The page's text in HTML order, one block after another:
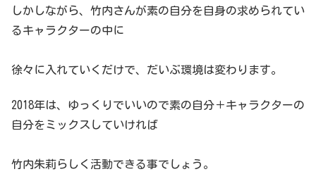
しかしながら、竹内さんが素の自分を自身の求められてい
るキャラクターの中に
徐々に入れていくだけで、だいぶ環境は変わります。
2018年は、ゆっくりでいいので素の自分＋キャラクターの
自分をミックスしていければ
竹内朱莉らしく活動できる事でしょう。